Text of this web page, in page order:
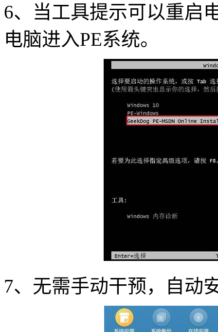
6、当工具提示可以重启
电脑进入PE系统。
7、无需手动干预，自动